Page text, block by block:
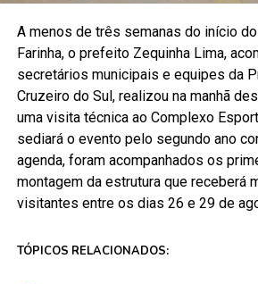
A menos de três semanas do início
Farinha, o prefeito Zequinha Lima,
secretários municipais e equipes da
Cruzeiro do Sul, realizou na manhã
uma visita técnica ao Complexo
sediará o evento pelo segundo ano
agenda, foram acompanhados os
montagem da estrutura que receberá
visitantes entre os dias 26 e 29 de
TÓPICOS RELACIONADOS: